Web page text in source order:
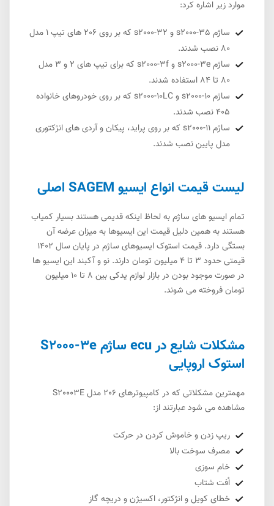
موارد زیر اشاره کرد:
ساژم s2000-35 و s2000-32 که بر روی 206 های تیپ 1 مدل
80 نصب شدند.
ساژم s2000-3e و s2000-3f که برای تیپ های 2 و 3 مدل
80 تا 84 استفاده شدند.
ساژم s2000-10 و s2000-10LC که بر روی خودروهای خانواده
405 نصب شدند.
ساژم s2000-11 که بر روی پراید، پیکان و آردی های انژکتوری
مدل پایین نصب شدند.
لیست قیمت انواع ایسیو SAGEM اصلی
تمام ایسیو های ساژم به لحاظ اینکه قدیمی هستند بسیار کمیاب
هستند به همین دلیل قیمت این ایسیوها به میزان عرضه آن
بستگی دارد. قیمت استوک ایسیوهای ساژم در پایان سال 1402
قیمتی حدود 3 تا 4 میلیون تومان دارند. نو و آکبند این ایسیو ها
در صورت موجود بودن در بازار لوازم یدکی بین 8 تا 10 میلیون
تومان فروخته می شوند.
مشکلات شایع در ecu ساژم S2000-3e
استوک اروپایی
مهمترین مشکلاتی که در کامپیوترهای 206 مدل S20003E
مشاهده می شود عبارتند از:
ریپ زدن و خاموش کردن در حرکت
مصرف سوخت بالا
خام سوزی
اُفت شتاب
خطای کویل و انژکتور، اکسیژن و دریچه گاز